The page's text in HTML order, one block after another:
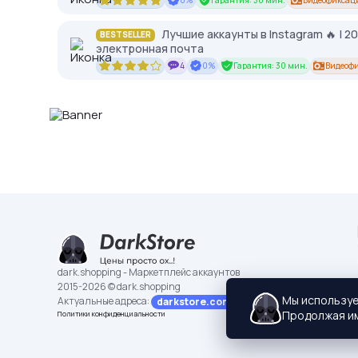
BESTSELLER
Лучшие аккаунты в Instagram 🔥 |
электронная почта
4 0% Гарантия: 30 мин.
dark.shopping - Маркетплейс аккаунтов
2015-2026 © dark.shopping
Актуальные адреса:
darkstore.contact
Политики конфиденциальности
Мы
Продолжая